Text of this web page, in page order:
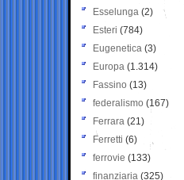
Esselunga (2)
Esteri (784)
Eugenetica (3)
Europa (1.314)
Fassino (13)
federalismo (167)
Ferrara (21)
Ferretti (6)
ferrovie (133)
finanziaria (325)